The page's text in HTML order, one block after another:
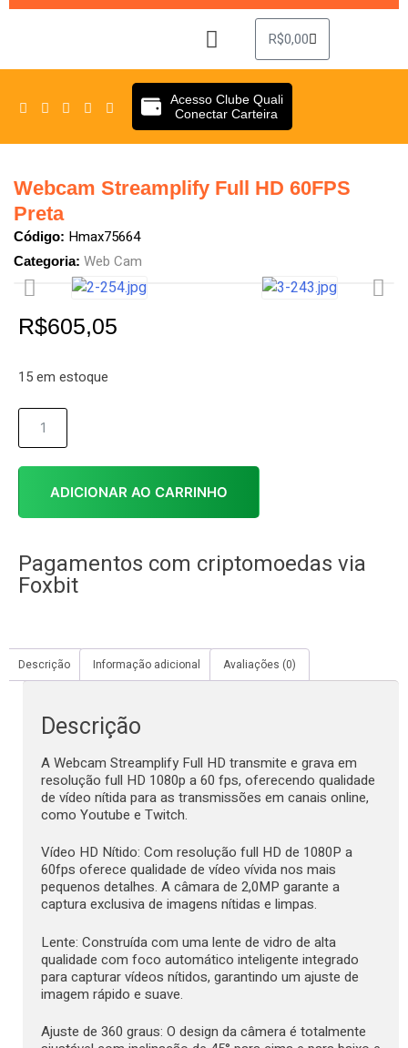
R$0,00
Acesso Clube Quali
Conectar Carteira
Webcam Streamplify Full HD 60FPS
Preta
Código: Hmax75664
Categoria: Web Cam
R$605,05
15 em estoque
ADICIONAR AO CARRINHO
Pagamentos com criptomoedas via
Foxbit
Descrição Informação adicional Avaliações (0)
Descrição
A Webcam Streamplify Full HD transmite e grava em
resolução full HD 1080p a 60 fps, oferecendo qualidade
de vídeo nítida para as transmissões em canais online,
como Youtube e Twitch.
Vídeo HD Nítido: Com resolução full HD de 1080P a
60fps oferece qualidade de vídeo vívida nos mais
pequenos detalhes. A câmara de 2,0MP garante a
captura exclusiva de imagens nítidas e limpas.
Lente: Construída com uma lente de vidro de alta
qualidade com foco automático inteligente integrado
para capturar vídeos nítidos, garantindo um ajuste de
imagem rápido e suave.
Ajuste de 360 graus: O design da câmera é totalmente